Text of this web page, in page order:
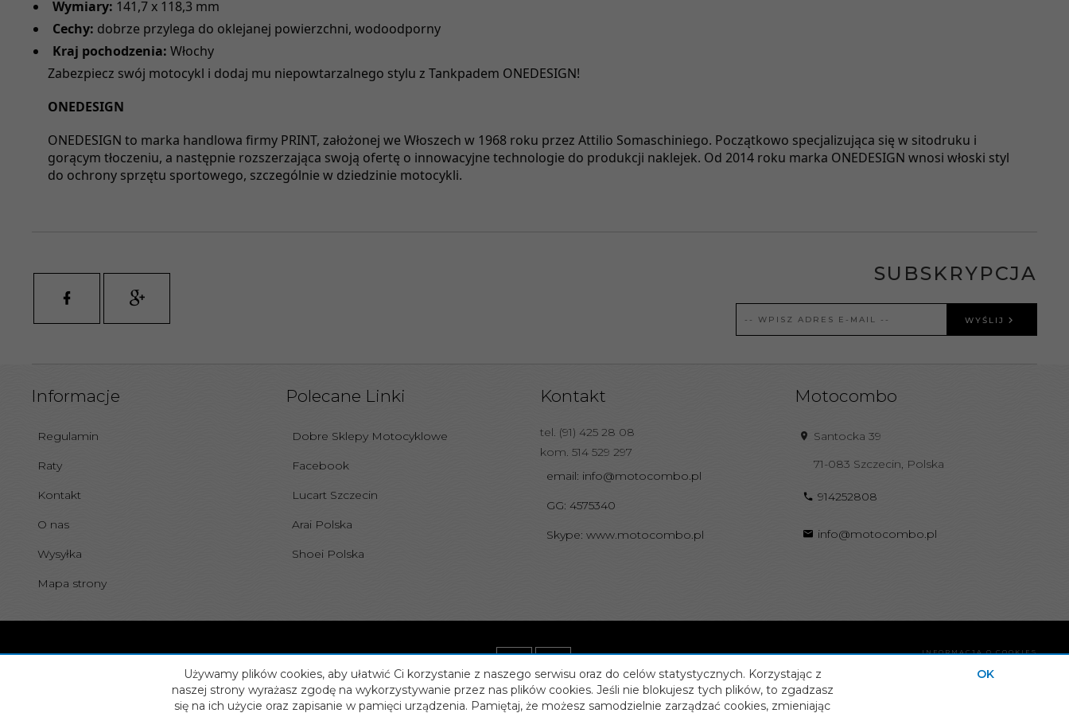
Wymiary: 141,7 x 118,3 mm
Cechy: dobrze przylega do oklejanej powierzchni, wodoodporny
Kraj pochodzenia: Włochy
Zabezpiecz swój motocykl i dodaj mu niepowtarzalnego stylu z Tankpadem ONEDESIGN!
ONEDESIGN
ONEDESIGN to marka handlowa firmy PRINT, założonej we Włoszech w 1968 roku przez Attilio Somaschiniego. Początkowo specjalizująca się w sitodruku i
gorącym tłoczeniu, a następnie rozszerzająca swoją ofertę o innowacyjne technologie do produkcji naklejek. Od 2014 roku marka ONEDESIGN wnosi włoski styl
do ochrony sprzętu sportowego, szczególnie w dziedzinie motocykli.
SUBSKRYPCJA
WYŚLIJ
Informacje
Regulamin
Raty
Kontakt
O nas
Wysyłka
Mapa strony
Polecane Linki
Dobre Sklepy Motocyklowe
Facebook
Lucart Szczecin
Arai Polska
Shoei Polska
Kontakt
tel. (91) 425 28 08
kom. 514 529 297
email: info@motocombo.pl
GG: 4575340
Skype: www.motocombo.pl
Motocombo
Santocka 39
71-083 Szczecin, Polska
914252808
info@motocombo.pl
INFORMACJA O COOKIES
OPROGRAMOWANIE SKLEPU INTERNETOWEGO
Używamy plików cookies, aby ułatwić Ci korzystanie z naszego serwisu oraz do celów statystycznych. Korzystając z
naszej strony wyrażasz zgodę na wykorzystywanie przez nas plików cookies. Jeśli nie blokujesz tych plików, to zgadzasz
się na ich użycie oraz zapisanie w pamięci urządzenia. Pamiętaj, że możesz samodzielnie zarządzać cookies, zmieniając
OK